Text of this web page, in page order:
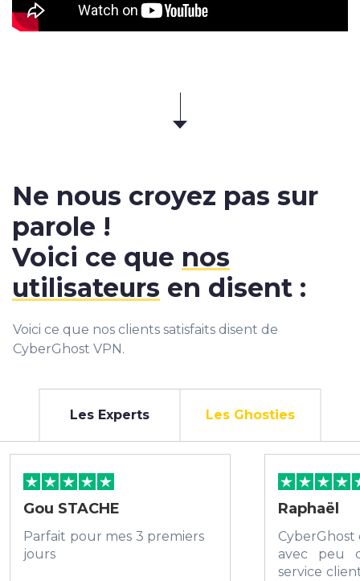
Ne nous croyez pas sur
parole !
Voici ce que nos
utilisateurs en disent :
Voici ce que nos clients satisfaits disent de
CyberGhost VPN.
Les Experts Les Ghosties
Gou STACHE
Parfait pour mes 3 premiers
jours
Raphaël
avec peu
service